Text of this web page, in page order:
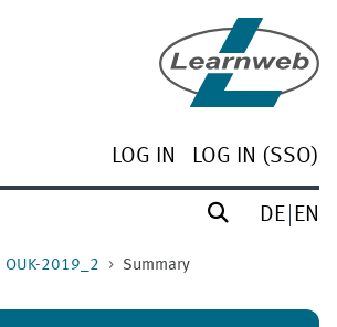
LOG IN LOG IN (SSO)
DE EN
OUK-2019_2 Summary